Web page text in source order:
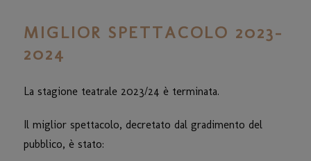
MIGLIOR SPETTACOLO 2023-
2024
La stagione teatrale 2023/24 è terminata.
Il miglior spettacolo, decretato dal gradimento del
pubblico, è stato: